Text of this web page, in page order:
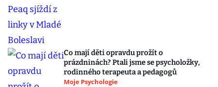
Co mají děti opravdu prožít o
prázdninách? Ptali jsme se psycholožky,
rodinného terapeuta a pedagogů
Moje Psychologie